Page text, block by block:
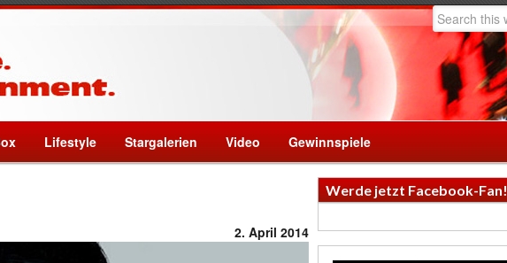
Lifestyle Stargalerien Video Gewinnspiele
2. April 2014
Werde jetzt Facebook-Fan!